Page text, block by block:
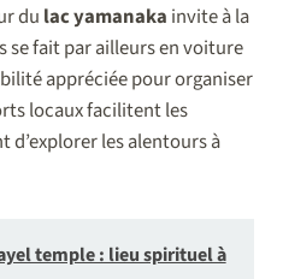
du lac yamanaka invite à la
se fait par ailleurs en voiture
appréciée pour organiser
locaux facilitent les
les alentours à
temple : lieu spirituel à